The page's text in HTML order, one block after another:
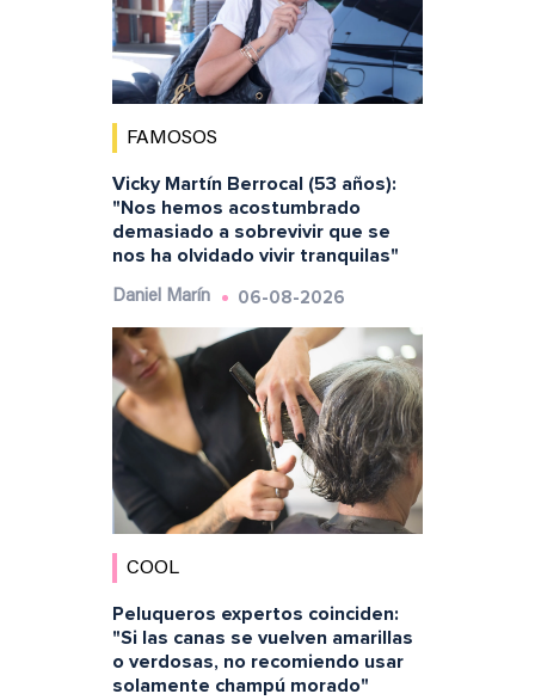
FAMOSOS
Vicky Martín Berrocal (53 años):
"Nos hemos acostumbrado
demasiado a sobrevivir que se
nos ha olvidado vivir tranquilas"
Daniel Marín 06-08-2026
COOL
Peluqueros expertos coinciden:
"Si las canas se vuelven amarillas
o verdosas, no recomiendo usar
solamente champú morado"